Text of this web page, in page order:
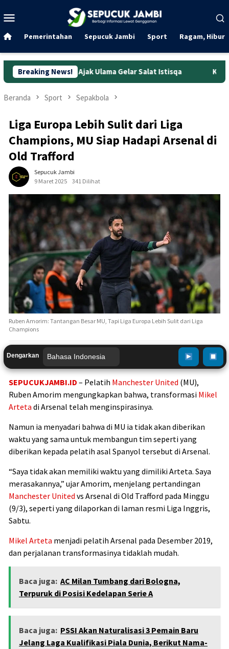
ke
Mobile
Pemerintahan Sepucuk Jambi Sport Ragam,
Breaking News!
Ajak Ulama Gelar Salat Istisqa Kejurnas IMC 2026:
Beranda Sport Sepakbola
Liga Europa Lebih Sulit dari Liga
Champions, MU Siap Hadapi Arsenal di
Old Trafford
Sepucuk Jambi
9 Maret 2025
341 Dilihat
Ruben Amorim: Tantangan Besar MU, Tapi Liga Europa Lebih Sulit dari Liga
Champions
Dengarkan
SEPUCUKJAMBI.ID – Pelatih Manchester United (MU),
Ruben Amorim mengungkapkan bahwa, transformasi Mikel
Arteta di Arsenal telah menginspirasinya.
Namun ia menyadari bahwa di MU ia tidak akan diberikan
waktu yang sama untuk membangun tim seperti yang
diberikan kepada pelatih asal Spanyol tersebut di Arsenal.
“Saya tidak akan memiliki waktu yang dimiliki Arteta. Saya
merasakannya,” ujar Amorim, menjelang pertandingan
Manchester United vs Arsenal di Old Trafford pada Minggu
(9/3), seperti yang dilaporkan di laman resmi Liga Inggris,
Sabtu.
Mikel Arteta menjadi pelatih Arsenal pada Desember 2019,
dan perjalanan transformasinya tidaklah mudah.
Baca juga: AC Milan Tumbang dari Bologna,
Terpuruk di Posisi Kedelapan Serie A
Baca juga: PSSI Akan Naturalisasi 3 Pemain Baru
Jelang Laga Kualifikasi Piala Dunia, Berikut Nama-